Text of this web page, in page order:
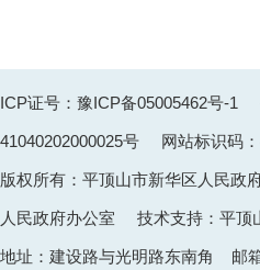
ICP证号：豫ICP备05005462号-1
41040202000025号 网站标识码：
版权所有：平顶山市新华区人民
人民政府办公室 技术支持：平顶
地址：建设路与光明路东南角 邮